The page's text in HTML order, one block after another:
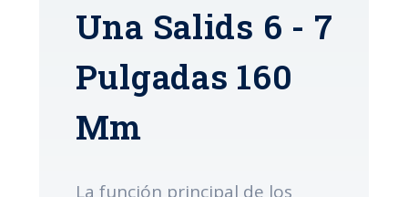
Una Salids 6 - 7
Pulgadas 160
Mm
La función principal de los